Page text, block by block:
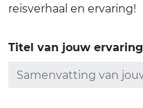
reisverhaal en ervaring!
Titel van jouw ervaring